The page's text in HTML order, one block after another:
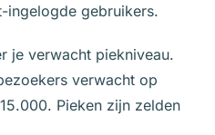
ingelogde gebruikers.
je verwacht piekniveau.
verwacht op
Pieken zijn zelden